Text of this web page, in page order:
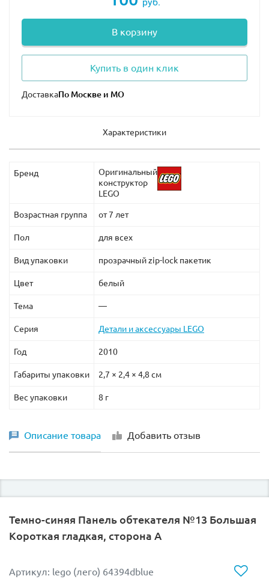
В корзину
Купить в один клик
Доставка
Характеристики
Бренд
Оригинальный
конструктор
LEGO
Возрастная группа от 7 лет
Пол для всех
Вид упаковки прозрачный zip-lock пакетик
Цвет белый
Тема —
Серия Детали и аксессуары LEGO
Год 2010
Габариты упаковки 2,7 × 2,4 × 4,8 см
Вес упаковки 8 г
Описание товара Добавить отзыв
Темно-синяя Панель обтекателя №13 Большая
Короткая гладкая, сторона А
Артикул: lego (лего) 64394dblue